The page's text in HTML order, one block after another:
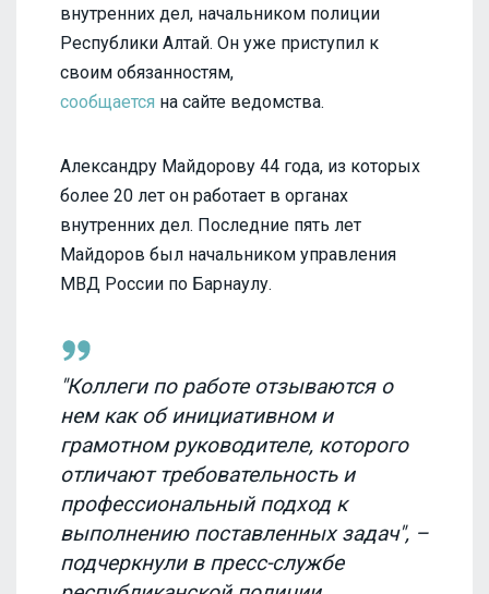
внутренних дел, начальником полиции
Республики Алтай. Он уже приступил к
своим обязанностям,
сообщается на сайте ведомства.
Александру Майдорову 44 года, из которых
более 20 лет он работает в органах
внутренних дел. Последние пять лет
Майдоров был начальником управления
МВД России по Барнаулу.
"Коллеги по работе отзываются о
нем как об инициативном и
грамотном руководителе, которого
отличают требовательность и
профессиональный подход к
выполнению поставленных задач", –
подчеркнули в пресс-службе